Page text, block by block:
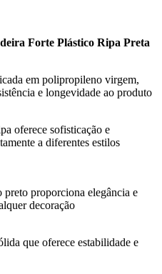
Forte Plástico Ripa Preta
em polipropileno virgem,
e longevidade ao produto
oferece sofisticação e
a diferentes estilos
preto proporciona elegância e
decoração
que oferece estabilidade e